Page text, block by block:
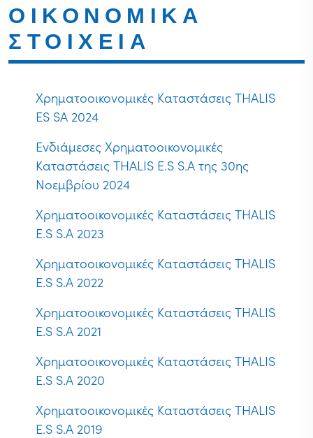
ΟΙΚΟΝΟΜΙΚΑ
ΣΤΟΙΧΕΙΑ
Χρηματοοικονομικές Καταστάσεις THALIS
ES SA 2024
Ενδιάμεσες Χρηματοοικονομικές
Καταστάσεις THALIS E.S S.A της 30ης
Νοεμβρίου 2024
Χρηματοοικονομικές Καταστάσεις THALIS
E.S S.A 2023
Χρηματοοικονομικές Καταστάσεις THALIS
E.S S.A 2022
Χρηματοοικονομικές Καταστάσεις THALIS
E.S S.A 2021
Χρηματοοικονομικές Καταστάσεις THALIS
E.S S.A 2020
Χρηματοοικονομικές Καταστάσεις THALIS
E.S S.A 2019